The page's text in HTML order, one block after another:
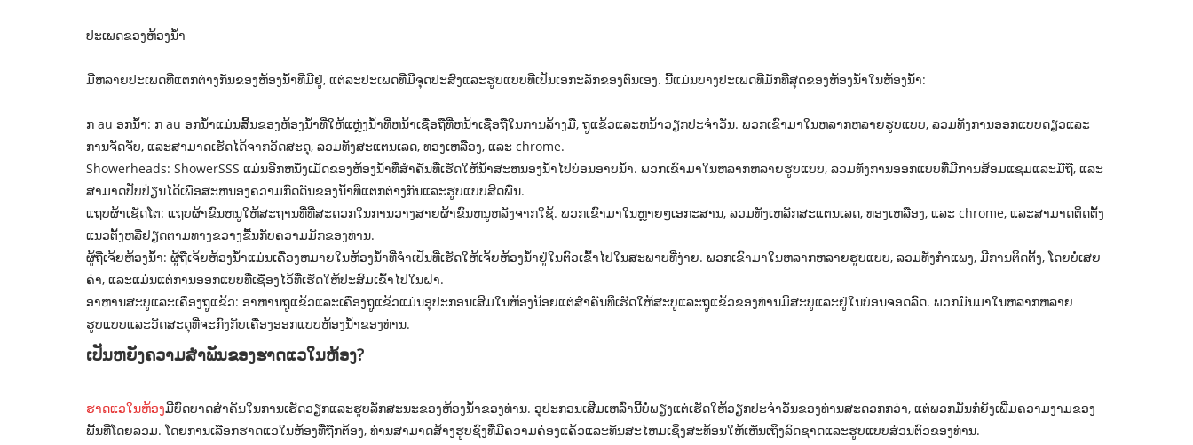
ປະເພດຂອງຫ້ອງນ້ໍາ
ມີຫລາຍປະເພດທີ່ແຕກຕ່າງກັນຂອງຫ້ອງນ້ໍາທີ່ມີຢູ່, ແຕ່ລະປະເພດທີ່ມີຈຸດປະສົງແລະຮູບແບບທີ່ເປັນເອກະລັກຂອງຕົນເອງ. ນີ້ແມ່ນບາງປະເພດທີ່ມັກທີ່ສຸດຂອງຫ້ອງນ້ໍາໃນຫ້ອງນ້ໍາ:
ກ au ອກນ້ໍາ: ກ au ອກນ້ໍາແມ່ນສິ້ນຂອງຫ້ອງນ້ໍາທີ່ໃຫ້ແຫຼ່ງນ້ໍາທີ່ຫນ້າເຊື່ອຖືທີ່ຫນ້າເຊື່ອຖືໃນການລ້າງມື, ຖູແຂ້ວແລະຫນ້າວຽກປະຈໍາວັນ. ພວກເຂົາມາໃນຫລາກຫລາຍຮູບແບບ, ລວມທັງການອອກແບບດຽວແລະ
ການຈັດຈັບ, ແລະສາມາດເຮັດໄດ້ຈາກວັດສະດຸ, ລວມທັງສະແຕນເລດ, ທອງເຫລືອງ, ແລະ chrome.
Showerheads: ShowerSSS ແມ່ນອີກຫນຶ່ງເມັດຂອງຫ້ອງນ້ໍາທີ່ສໍາຄັນທີ່ເຮັດໃຫ້ນ້ໍາສະຫນອງນ້ໍາໄປບ່ອນອາບນ້ໍາ. ພວກເຂົາມາໃນຫລາກຫລາຍຮູບແບບ, ລວມທັງການອອກແບບທີ່ມີການສ້ອມແຊມແລະມືຖື, ແລະ
ສາມາດປັບປ່ຽນໄດ້ເພື່ອສະຫນອງຄວາມກົດດັນຂອງນ້ໍາທີ່ແຕກຕ່າງກັນແລະຮູບແບບສີດພົ່ນ.
ແຖບຜ້າເຊັດໂຕ: ແຖບຜ້າຂົນຫນູໃຫ້ສະຖານທີ່ທີ່ສະດວກໃນການວາງສາຍຜ້າຂົນຫນູຫລັງຈາກໃຊ້. ພວກເຂົາມາໃນຫຼາຍໆເອກະສານ, ລວມທັງເຫລັກສະແຕນເລດ, ທອງເຫລືອງ, ແລະ chrome, ແລະສາມາດຕິດຕັ້ງ
ແນວຕັ້ງຫລືຢຽດຕາມທາງຂວາງຂື້ນກັບຄວາມມັກຂອງທ່ານ.
ຜູ້ຖືເຈ້ຍຫ້ອງນ້ໍາ: ຜູ້ຖືເຈ້ຍຫ້ອງນ້ໍາແມ່ນເຄື່ອງຫມາຍໃນຫ້ອງນ້ໍາທີ່ຈໍາເປັນທີ່ເຮັດໃຫ້ເຈ້ຍຫ້ອງນ້ໍາຢູ່ໃນຕົວເຂົ້າໄປໃນສະພາບທີ່ງ່າຍ. ພວກເຂົາມາໃນຫລາກຫລາຍຮູບແບບ, ລວມທັງກໍາແພງ, ມີການຕິດຕັ້ງ, ໂດຍບໍ່ເສຍ
ຄ່າ, ແລະແມ່ນແຕ່ການອອກແບບທີ່ເຊື່ອງໄວ້ທີ່ເຮັດໃຫ້ປະສົມເຂົ້າໄປໃນຝາ.
ອາຫານສະບູແລະເຄື່ອງຖູແຂ້ວ: ອາຫານຖູແຂ້ວແລະເຄື່ອງຖູແຂ້ວແມ່ນອຸປະກອນເສີມໃນຫ້ອງນ້ອຍແຕ່ສໍາຄັນທີ່ເຮັດໃຫ້ສະບູແລະຖູແຂ້ວຂອງທ່ານມີສະບູແລະຢູ່ໃນບ່ອນຈອດລົດ. ພວກມັນມາໃນຫລາກຫລາຍ
ຮູບແບບແລະວັດສະດຸທີ່ຈະກົງກັບເຄື່ອງອອກແບບຫ້ອງນ້ໍາຂອງທ່ານ.
ເປັນຫຍັງຄວາມສໍາພັນຂອງຮາດແວໃນຫ້ອງ?
ຮາດແວໃນຫ້ອງມີບົດບາດສໍາຄັນໃນການເຮັດວຽກແລະຮູບລັກສະນະຂອງຫ້ອງນ້ໍາຂອງທ່ານ. ອຸປະກອນເສີມເຫລົ່ານີ້ບໍ່ພຽງແຕ່ເຮັດໃຫ້ວຽກປະຈໍາວັນຂອງທ່ານສະດວກກວ່າ, ແຕ່ພວກມັນກໍ່ຍັງເພີ່ມຄວາມງາມຂອງ
ພື້ນທີ່ໂດຍລວມ. ໂດຍການເລືອກຮາດແວໃນຫ້ອງທີ່ຖືກຕ້ອງ, ທ່ານສາມາດສ້າງຮູບຊົງທີ່ມີຄວາມຄ່ອງແຄ້ວແລະທັນສະໄຫມເຊິ່ງສະທ້ອນໃຫ້ເຫັນເຖິງລົດຊາດແລະຮູບແບບສ່ວນຕົວຂອງທ່ານ.